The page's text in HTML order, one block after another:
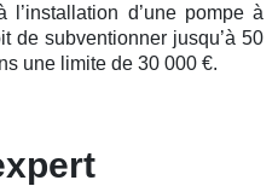
l’installation d’une pompe à
de subventionner jusqu’à 50
une limite de 30 000 €.